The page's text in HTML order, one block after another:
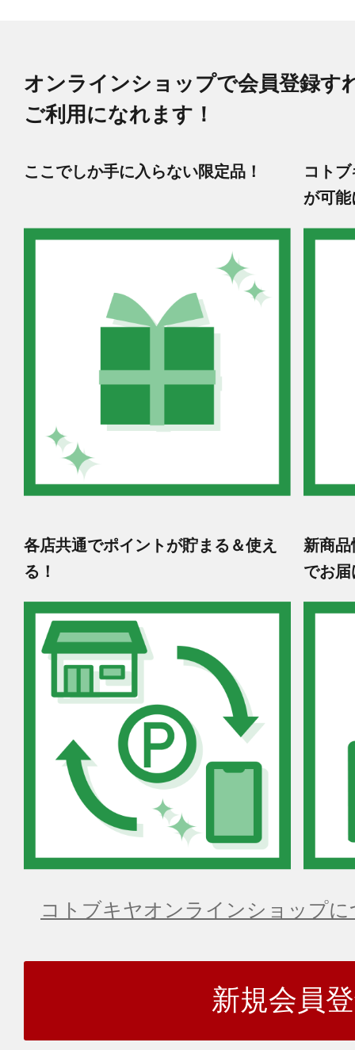
オンラインショップで会員登録す
ご利用になれます！
ここでしか手に入らない限定品！
コト
が可能
各店共通でポイントが貯まる＆使え
る！
新商
でお届
コトブキヤオンラインショップ